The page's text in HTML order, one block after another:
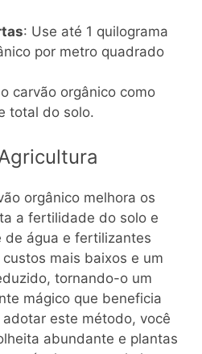
: Use até 1 quilograma
por metro quadrado
carvão orgânico como
total do solo.
orgânico melhora os
a fertilidade do solo e
de água e fertilizantes
mais baixos e um
tornando-o um
mágico que beneficia
este método, você
abundante e plantas